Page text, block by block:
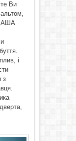
Ви
і
з